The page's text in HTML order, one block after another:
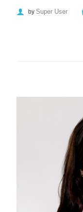
by Super User